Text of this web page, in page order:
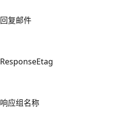
回复邮件
ResponseEtag
响应组名称